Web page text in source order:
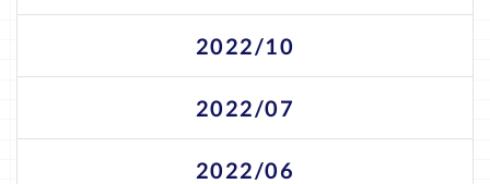
2022/10
2022/07
2022/06